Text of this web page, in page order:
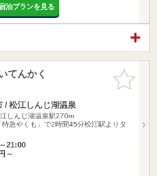
泊プランを見る
お気に入
りに追加
てんかく
/ 松江しんじ湖温泉
しんじ湖温泉駅270m
特急やくも」で2時間45分松江駅よりタ
21:00
～